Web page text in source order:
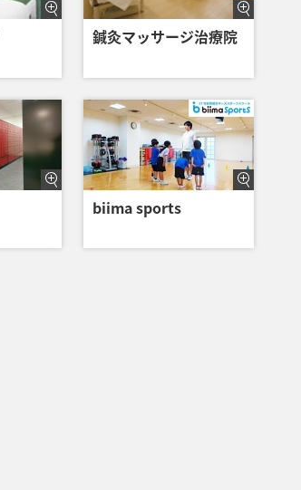
鍼灸マッサージ治療院
biima sports